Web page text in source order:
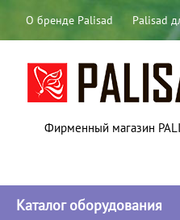
О бренде Palisad Palisad
Фирменный магазин
Каталог оборудования